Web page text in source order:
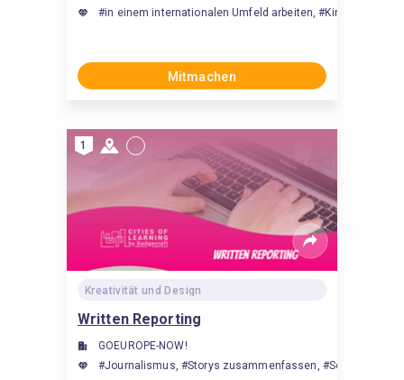
#in einem internationalen Umfeld arbeiten, #Kinder
Mitmachen
1
Kreativität und Design
Written Reporting
GOEUROPE-NOW!
#Journalismus, #Storys zusammenfassen,